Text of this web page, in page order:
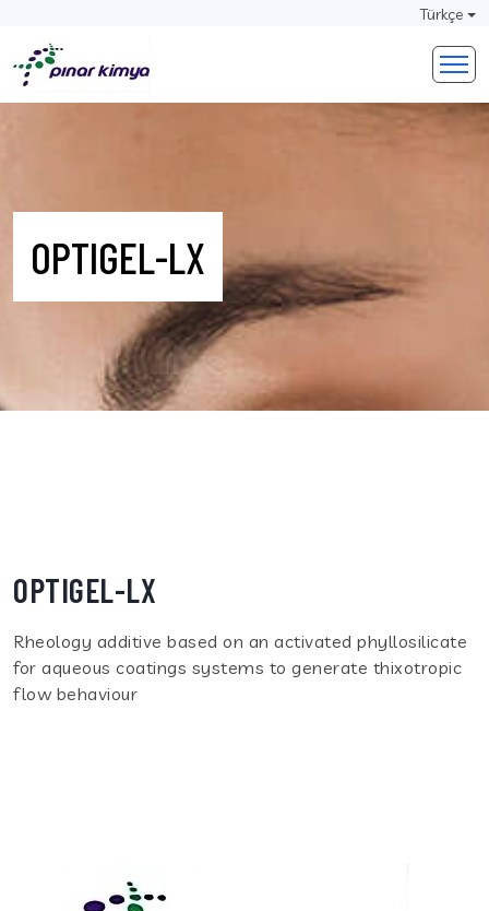
Türkçe
OPTIGEL-LX
OPTIGEL-LX
Rheology additive based on an activated phyllosilicate
for aqueous coatings systems to generate thixotropic
flow behaviour